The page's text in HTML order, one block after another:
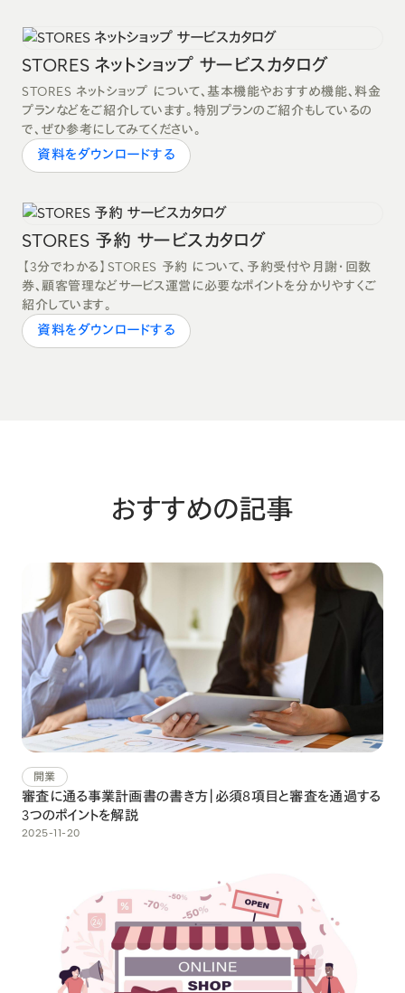
STORES ネットショップ サービスカタログ
STORES ネットショップ について、基本機能やおすすめ機能、料金
プランなどをご紹介しています。特別プランのご紹介もしているの
で、ぜひ参考にしてみてください。
資料をダウンロードする
STORES 予約 サービスカタログ
【3分でわかる】STORES 予約 について、予約受付や月謝・回数
券、顧客管理などサービス運営に必要なポイントを分かりやすくご
紹介しています。
資料をダウンロードする
おすすめの記事
開業
審査に通る事業計画書の書き方｜必須8項目と審査を通過する
3つのポイントを解説
2025-11-20